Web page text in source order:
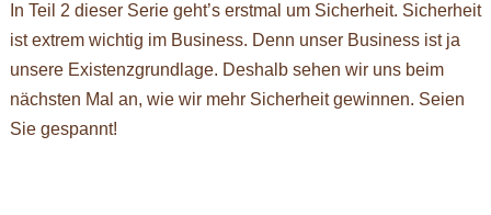
In Teil 2 dieser Serie geht’s erstmal um Sicherheit. Sicherheit
ist extrem wichtig im Business. Denn unser Business ist ja
unsere Existenzgrundlage. Deshalb sehen wir uns beim
nächsten Mal an, wie wir mehr Sicherheit gewinnen. Seien
Sie gespannt!